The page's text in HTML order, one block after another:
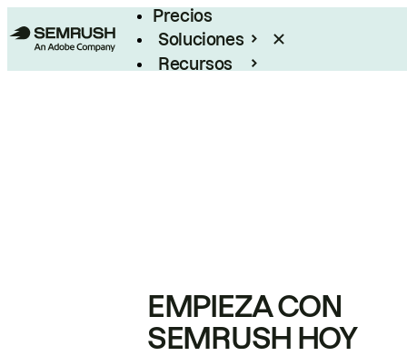
Precios
Soluciones
Recursos
EMPIEZA CON
SEMRUSH HOY